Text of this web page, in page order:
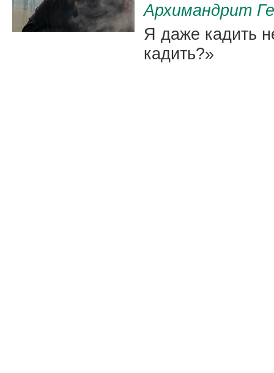
Архимандрит
Я даже кадить
кадить?»